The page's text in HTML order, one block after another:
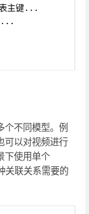
主键...
个不同模型。例
可以对视频进行
下使用单个
关联关系需要的